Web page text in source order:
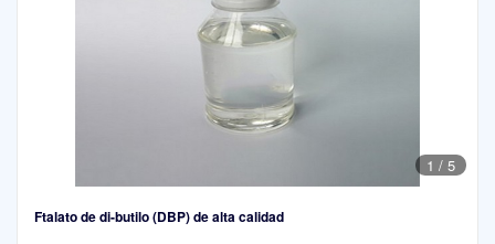
1 / 5
Ftalato de di-butilo (DBP) de alta calidad